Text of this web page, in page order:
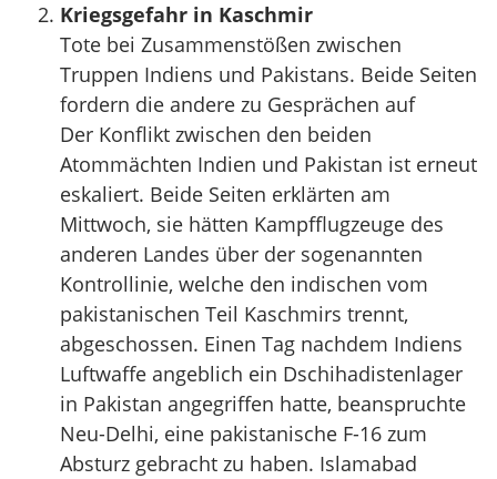
Kriegsgefahr in Kaschmir
Tote bei Zusammenstößen zwischen
Truppen Indiens und Pakistans. Beide Seiten
fordern die andere zu Gesprächen auf
Der Konflikt zwischen den beiden
Atommächten Indien und Pakistan ist erneut
eskaliert. Beide Seiten erklärten am
Mittwoch, sie hätten Kampfflugzeuge des
anderen Landes über der sogenannten
Kontrollinie, welche den indischen vom
pakistanischen Teil Kaschmirs trennt,
abgeschossen. Einen Tag nachdem Indiens
Luftwaffe angeblich ein Dschihadistenlager
in Pakistan angegriffen hatte, beanspruchte
Neu-Delhi, eine pakistanische F-16 zum
Absturz gebracht zu haben. Islamabad